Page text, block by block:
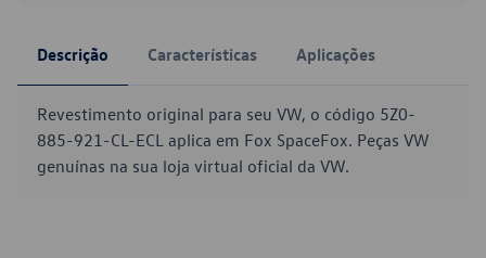
Descrição Características Aplicações
Revestimento original para seu VW, o código 5Z0-
885-921-CL-ECL aplica em Fox SpaceFox. Peças VW
genuínas na sua loja virtual oficial da VW.